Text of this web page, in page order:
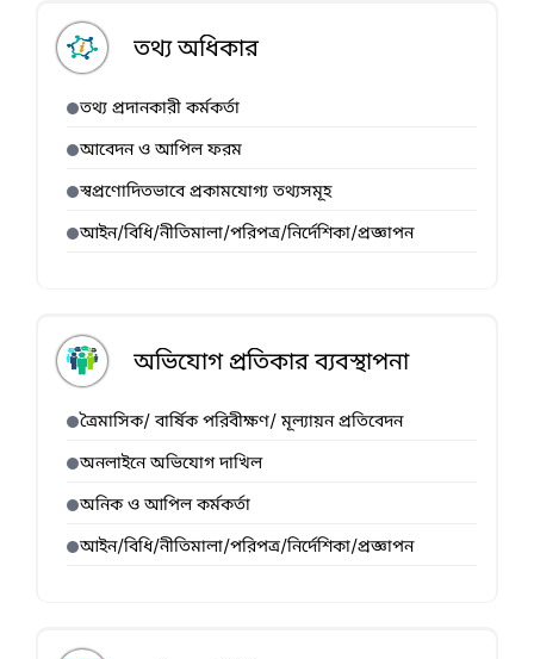
তথ্য অধিকার
তথ্য প্রদানকারী কর্মকর্তা
আবেদন ও আপিল ফরম
স্বপ্রণোদিতভাবে প্রকামযোগ্য তথ্যসমূহ
আইন/বিধি/নীতিমালা/পরিপত্র/নির্দেশিকা/প্রজ্ঞাপন
অভিযোগ প্রতিকার ব্যবস্থাপনা
ত্রৈমাসিক/ বার্ষিক পরিবীক্ষণ/ মূল্যায়ন প্রতিবেদন
অনলাইনে অভিযোগ দাখিল
অনিক ও আপিল কর্মকর্তা
আইন/বিধি/নীতিমালা/পরিপত্র/নির্দেশিকা/প্রজ্ঞাপন